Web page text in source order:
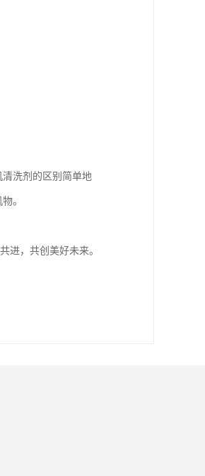
洗剂的区别简单地
。
进，共创美好未来。